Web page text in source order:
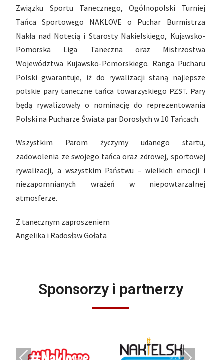
Związku Sportu Tanecznego, Ogólnopolski Turniej
Tańca Sportowego NAKLOVE o Puchar Burmistrza
Nakła nad Notecią i Starosty Nakielskiego, Kujawsko-
Pomorska Liga Taneczna oraz Mistrzostwa
Województwa Kujawsko-Pomorskiego. Ranga Pucharu
Polski gwarantuje, iż do rywalizacji staną najlepsze
polskie pary taneczne tańca towarzyskiego PZST. Pary
będą rywalizowały o nominację do reprezentowania
Polski na Pucharze Świata par Dorosłych w 10 Tańcach.
Wszystkim Parom życzymy udanego startu,
zadowolenia ze swojego tańca oraz zdrowej, sportowej
rywalizacji, a wszystkim Państwu – wielkich emocji i
niezapomnianych wrażeń w niepowtarzalnej
atmosferze.
Z tanecznym zaproszeniem
Angelika i Radosław Gołata
Sponsorzy i partnerzy